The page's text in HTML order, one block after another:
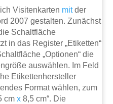
Visitenkarten mitder
2007 gestalten. Zunächst
Schaltfläche
in das Register „Etiketten“
„Optionen“ die
auswählen. Im Feld
Etikettenhersteller
Format wählen, zum
cmx 8,5 cm“. Die